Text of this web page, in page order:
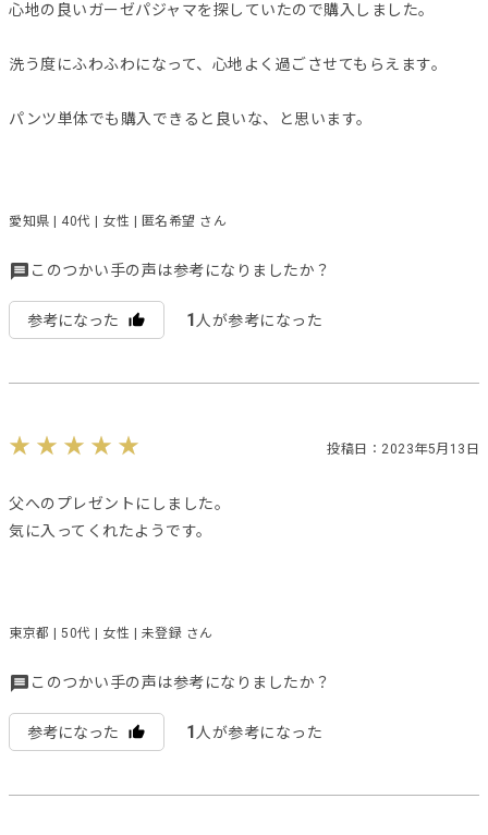
心地の良いガーゼパジャマを探していたので購入しました。
洗う度にふわふわになって、心地よく過ごさせてもらえます。
パンツ単体でも購入できると良いな、と思います。
愛知県 | 40代 | 女性 | 匿名希望 さん
このつかい手の声は参考になりましたか？
参考になった 1 人が参考になった
投稿日：2023年5月13日
父へのプレゼントにしました。
気に入ってくれたようです。
東京都 | 50代 | 女性 | 未登録 さん
このつかい手の声は参考になりましたか？
参考になった 1 人が参考になった